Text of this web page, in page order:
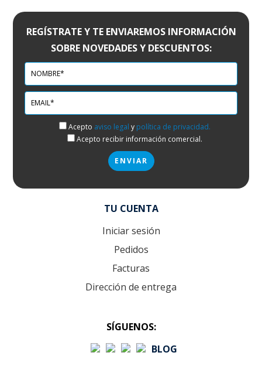
REGÍSTRATE Y TE ENVIAREMOS INFORMACIÓN
SOBRE NOVEDADES Y DESCUENTOS:
Acepto aviso legal y política de privacidad.
Acepto recibir información comercial.
TU CUENTA
Iniciar sesión
Pedidos
Facturas
Dirección de entrega
SÍGUENOS:
BLOG